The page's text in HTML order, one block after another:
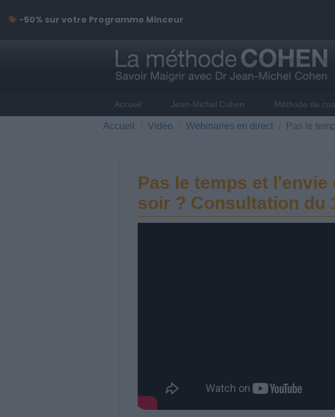
Accueil Jean-Michel Cohen Méthode de
Accueil Vidéo Webinaires en direct Pas le
Pas le temps et l'envie
soir ? Consultation du
-50% sur votre Programme Minceur